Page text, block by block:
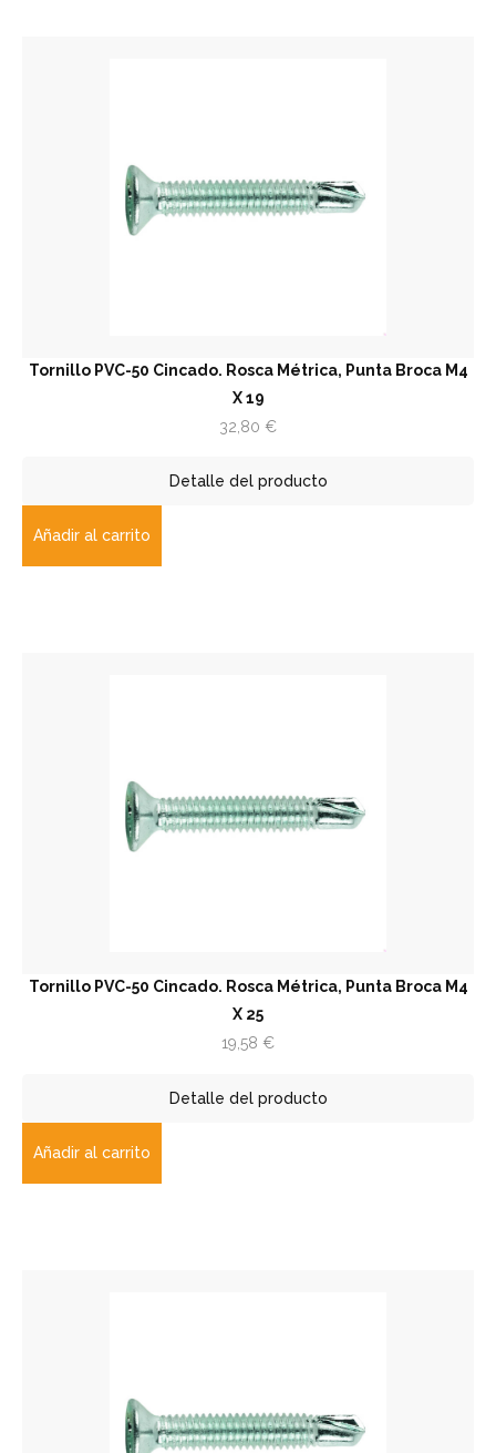
Tornillo PVC-50 Cincado. Rosca Métrica, Punta Broca M4
X 19
32,80 €
Detalle del producto
Añadir al carrito
Tornillo PVC-50 Cincado. Rosca Métrica, Punta Broca M4
X 25
19,58 €
Detalle del producto
Añadir al carrito